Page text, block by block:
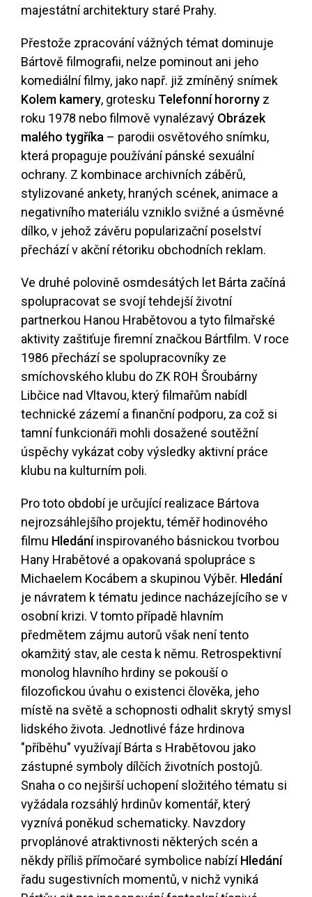
majestátní architektury staré Prahy.
Přestože zpracování vážných témat dominuje
Bártově filmografii, nelze pominout ani jeho
komediální filmy, jako např. již zmíněný snímek
Kolem kamery, grotesku Telefonní hororny z
roku 1978 nebo filmově vynalézavý Obrázek
malého tygříka – parodii osvětového snímku,
která propaguje používání pánské sexuální
ochrany. Z kombinace archivních záběrů,
stylizované ankety, hraných scének, animace a
negativního materiálu vzniklo svižné a úsměvné
dílko, v jehož závěru popularizační poselství
přechází v akční rétoriku obchodních reklam.
Ve druhé polovině osmdesátých let Bárta začíná
spolupracovat se svojí tehdejší životní
partnerkou Hanou Hrabětovou a tyto filmařské
aktivity zaštiťuje firemní značkou Bártfilm. V roce
1986 přechází se spolupracovníky ze
smíchovského klubu do ZK ROH Šroubárny
Libčice nad Vltavou, který filmařům nabídl
technické zázemí a finanční podporu, za což si
tamní funkcionáři mohli dosažené soutěžní
úspěchy vykázat coby výsledky aktivní práce
klubu na kulturním poli.
Pro toto období je určující realizace Bártova
nejrozsáhlejšího projektu, téměř hodinového
filmu Hledáníinspirovaného básnickou tvorbou
Hany Hrabětové a opakovaná spolupráce s
Michaelem Kocábem a skupinou Výběr. Hledání
je návratem k tématu jedince nacházejícího se v
osobní krizi. V tomto případě hlavním
předmětem zájmu autorů však není tento
okamžitý stav, ale cesta k němu. Retrospektivní
monolog hlavního hrdiny se pokouší o
filozofickou úvahu o existenci člověka, jeho
místě na světě a schopnosti odhalit skrytý smysl
lidského života. Jednotlivé fáze hrdinova
"příběhu" využívají Bárta s Hrabětovou jako
zástupné symboly dílčích životních postojů.
Snaha o co nejširší uchopení složitého tématu si
vyžádala rozsáhlý hrdinův komentář, který
vyznívá poněkud schematicky. Navzdory
prvoplánové atraktivnosti některých scén a
někdy příliš přímočaré symbolice nabízíHledání
řadu sugestivních momentů, v nichž vyniká